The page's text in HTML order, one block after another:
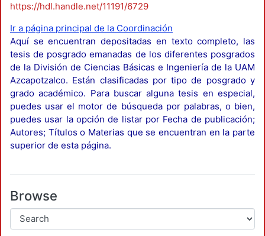
https://hdl.handle.net/11191/6729
Ir a página principal de la Coordinación
Aquí se encuentran depositadas en texto completo, las
tesis de posgrado emanadas de los diferentes posgrados
de la División de Ciencias Básicas e Ingeniería de la UAM
Azcapotzalco. Están clasificadas por tipo de posgrado y
grado académico. Para buscar alguna tesis en especial,
puedes usar el motor de búsqueda por palabras, o bien,
puedes usar la opción de listar por Fecha de publicación;
Autores; Títulos o Materias que se encuentran en la parte
superior de esta página.
Browse